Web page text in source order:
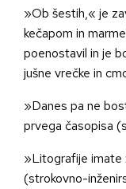
»Ob šestih,« je
kečapom in
poenostavil in je
jušne vrečke in
»Danes pa ne
prvega časopisa
»Litografije imate
(strokovno-